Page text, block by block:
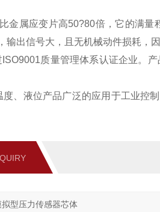
金属应变片高50?80倍，它的满
输出信号大，且无机械动件损耗，因
质量管理体系认证企业。产
、液位产品广泛的应用于工业控